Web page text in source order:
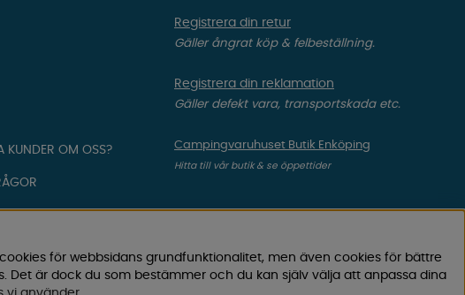
KUNDER OM OSS?
Registrera din retur
Gäller ångrat köp & felbeställning.
Registrera din reklamation
Gäller defekt vara, transportskada etc.
Campingvaruhuset Butik Enköping
Hitta till vår butik & se öppettider
för webbsidans grundfunktionalitet, men även cookies för bättre
är dock du som bestämmer och du kan själv välja att anpassa dina